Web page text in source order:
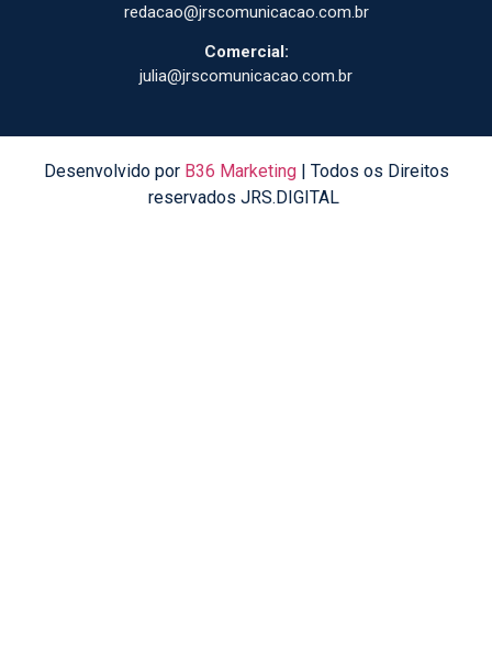
redacao@jrscomunicacao.com.br
Comercial:
julia@jrscomunicacao.com.br
Desenvolvido por B36 Marketing| Todos os Direitos
reservados JRS.DIGITAL